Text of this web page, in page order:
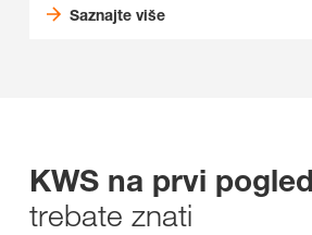
Saznajte više
KWS na prvi pogled
trebate znati